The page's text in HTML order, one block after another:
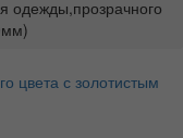
одежды,прозрачного